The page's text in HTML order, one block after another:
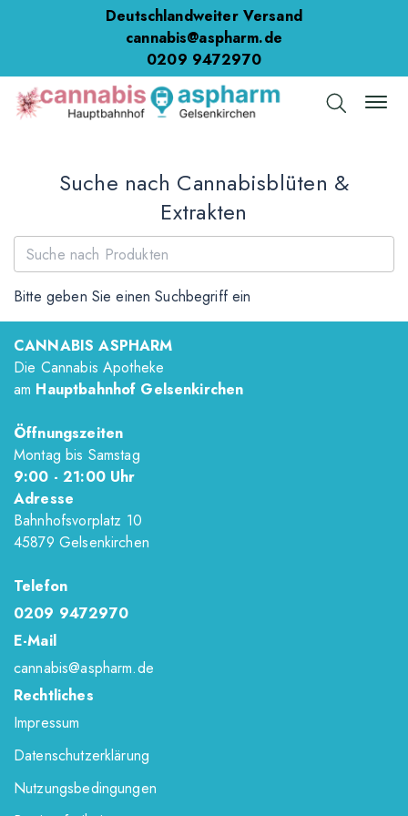
Deutschlandweiter Versand
cannabis@aspharm.de
0209 9472970
Suche nach Cannabisblüten &
Extrakten
Bitte geben Sie einen Suchbegriff ein
CANNABIS ASPHARM
Die Cannabis Apotheke
am Hauptbahnhof Gelsenkirchen
Öffnungszeiten
Montag bis Samstag
9:00 - 21:00Uhr
Adresse
Bahnhofsvorplatz 10
45879 Gelsenkirchen
Telefon
0209 9472970
E-Mail
cannabis@aspharm.de
Rechtliches
Impressum
Datenschutzerklärung
Nutzungsbedingungen